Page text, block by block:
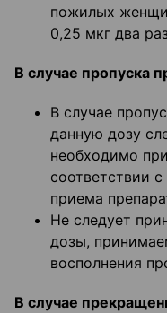
пожилых
0,25 мкг два
В случае пропуска
В случае
данную дозу
необходимо
соответствии
приема
Не следует
дозы,
восполнения
В случае